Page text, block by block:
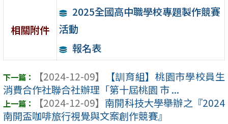
相關附件
2025全國高中職學校專題製作競賽
活動
報名表
【2024-12-09】
【訓育組】桃園市學校員生
消費合作社聯合社辦理「第十屆桃園 市 ...
【2024-12-09】 南開科技大學舉辦之『2024
南開盃咖啡旅行視覺與文案創作競賽』